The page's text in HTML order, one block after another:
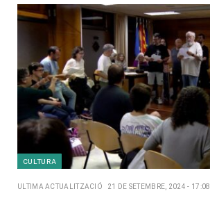
CULTURA
ULTIMA ACTUALITZACIÓ 21 DE SETEMBRE, 2024 - 17:08